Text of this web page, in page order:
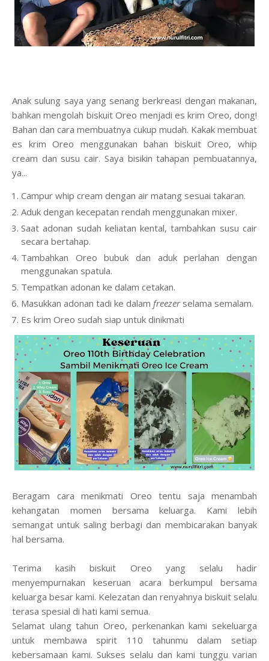
Anak sulung saya yang senang berkreasi dengan makanan,
bahkan mengolah biskuit Oreo menjadi es krim Oreo, dong!
Bahan dan cara membuatnya cukup mudah. Kakak membuat
es krim Oreo menggunakan bahan biskuit Oreo, whip
cream dan susu cair. Saya bisikin tahapan pembuatannya,
ya...
Campur whip cream dengan air matang sesuai takaran.
Aduk dengan kecepatan rendah menggunakan mixer.
Saat adonan sudah keliatan kental, tambahkan susu cair
secara bertahap.
Tambahkan Oreo bubuk dan aduk perlahan dengan
menggunakan spatula.
Tempatkan adonan ke dalam cetakan.
Masukkan adonan tadi ke dalam freezer selama semalam.
Es krim Oreo sudah siap untuk dinikmati
Beragam cara menikmati Oreo tentu saja menambah
kehangatan momen bersama keluarga. Kami lebih
semangat untuk saling berbagi dan membicarakan banyak
hal bersama.
Terima kasih biskuit Oreo yang selalu hadir
menyempurnakan keseruan acara berkumpul bersama
keluarga besar kami. Kelezatan dan renyahnya biskuit selalu
terasa spesial di hati kami semua.
Selamat ulang tahun Oreo, perkenankan kami sekeluarga
untuk membawa spirit 110 tahunmu dalam setiap
kebersamaan kami. Sukses selalu dan kami tunggu varian